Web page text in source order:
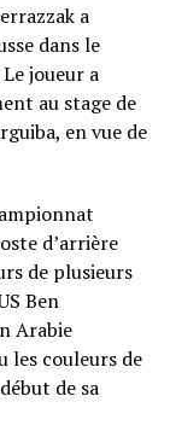
a
dans le
joueur a
au stage de
en vue de
d’arrière
de plusieurs
Ben
Arabie
les couleurs de
de sa